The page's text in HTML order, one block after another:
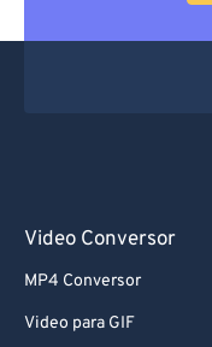
Video Conversor
MP4 Conversor
Video para GIF